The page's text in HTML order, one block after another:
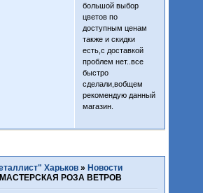
большой выбор
цветов по
доступным ценам
также и скидки
есть,с доставкой
проблем нет..все
быстро
сделали,вобщем
рекомендую данный
магазин.
Харьков » Новости
РОЗА ВЕТРОВ